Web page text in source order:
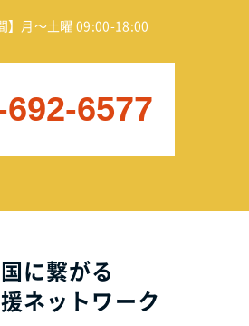
】月～土曜 09:00-18:00
6577
に繋がる
ネットワーク